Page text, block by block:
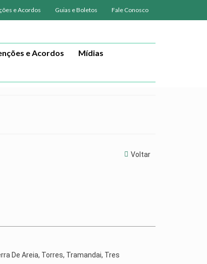
e Acordos Guias e Boletos Fale Conosco
e Acordos
Mídias
Voltar
De Areia, Torres, Tramandai, Tres